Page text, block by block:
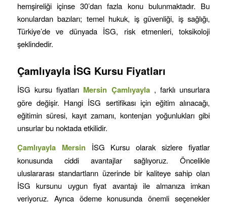
hemşireliği içinse 30’dan fazla konu bulunmaktadır. Bu
konulardan bazıları; temel hukuk, iş güvenliği, iş sağlığı,
Türkiye’de ve dünyada İSG, risk etmenleri, toksikoloji
şeklindedir.
Çamlıyayla İSG Kursu Fiyatları
İSG kursu fiyatları Mersin Çamlıyayla , farklı unsurlara
göre değişir. Hangi İSG sertifikası için eğitim alınacağı,
eğitimin süresi, kayıt zamanı, kontenjan yoğunlukları gibi
unsurlar bu noktada etkilidir.
Çamlıyayla Mersin İSG Kursu olarak sizlere fiyatlar
konusunda ciddi avantajlar sağlıyoruz. Öncelikle
uluslararası standartların üzerinde bir kaliteye sahip olan
İSG kursunu uygun fiyat avantajı ile almanıza imkan
veriyoruz. Ayrıca ödeme konusunda önemli seçenekler